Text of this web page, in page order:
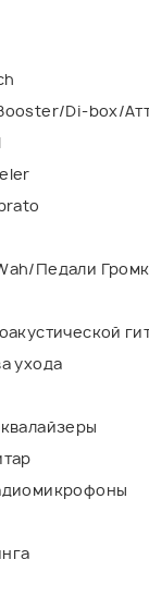
Di-box/
Педали
ухода